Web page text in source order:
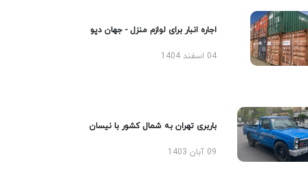
اجاره انبار برای لوازم منزل - جهان دپو
04 اسفند 1404
باربری تهران به شمال کشور با نیسان
09 آبان 1403